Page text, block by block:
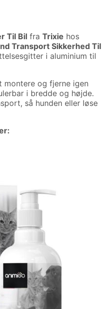
Til Bil fra Trixie hos
Transport Sikkerhed Til
i aluminium til
og fjerne igen
i bredde og højde.
så hunden eller løse